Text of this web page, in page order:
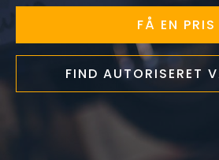
FÅ EN PRIS
FIND AUTORISERET